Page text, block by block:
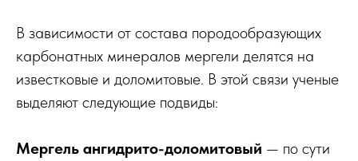
В зависимости от состава породообразующих
карбонатных минералов мергели делятся на
известковые и доломитовые. В этой связи ученые
выделяют следующие подвиды:
Мергель ангидрито-доломитовый — по сути